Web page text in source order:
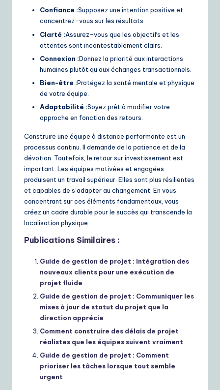
Confiance :Supposez une intention positive et
concentrez-vous sur les résultats.
Clarté :Assurez-vous que les objectifs et les
attentes sont incontestablement clairs.
Connexion :Donnez la priorité aux interactions
humaines plutôt qu’aux échanges transactionnels.
Bien-être :Protégez la santé mentale et physique
de votre équipe.
Adaptabilité :Soyez prêt à modifier votre
approche en fonction des retours.
Construire une équipe à distance performante est un
processus continu. Il demande de la patience et de la
dévotion. Toutefois, le retour sur investissement est
important. Les équipes motivées et engagées
produisent un travail supérieur. Elles sont plus résilientes
et capables de s’adapter au changement. En vous
concentrant sur ces éléments fondamentaux, vous
créez un cadre durable pour le succès qui transcende la
localisation physique.
Publications Similaires :
Guide de gestion de projet : Intégration des
nouveaux clients pour une exécution de
projet fluide
Guide de gestion de projet : Communiquer les
mises à jour de statut du projet que la
direction apprécie
Comment construire des délais de projet
réalistes que les équipes suivent vraiment
Guide de gestion de projet : Comment
prioriser les tâches lorsque tout semble
urgent